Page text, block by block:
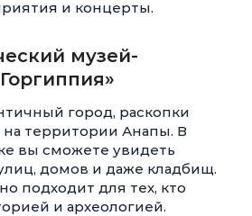
и концерты.
музей-
город, раскопки
на территории Анапы. В
вы сможете увидеть
домов и даже кладбищ.
подходит для тех, кто
и археологией.